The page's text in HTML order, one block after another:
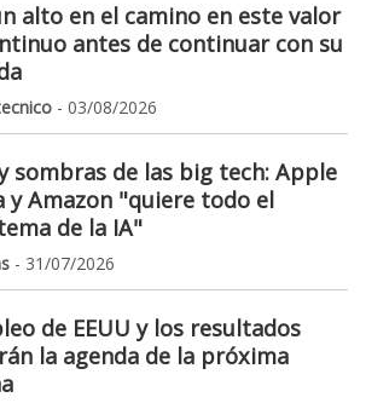
alto en el camino en este valor
antes de continuar con su
- 03/08/2026
sombras de las big tech: Apple
y Amazon "quiere todo el
de la IA"
- 31/07/2026
de EEUU y los resultados
la agenda de la próxima